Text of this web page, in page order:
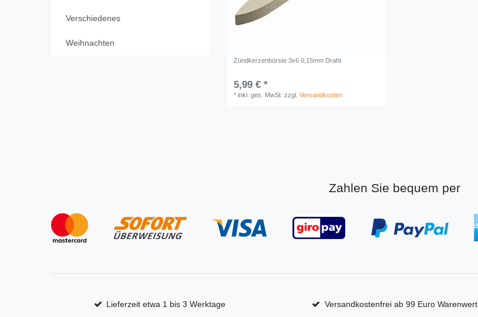
Verschiedenes
Weihnachten
Zündkerzenbürste 3x6 0,15mm Draht
5,99 € *
*inkl. ges. MwSt. zzgl.Versandkosten
Zahlen Sie bequem per
Lieferzeit etwa 1 bis 3 Werktage Versandkostenfrei ab 99 Euro Warenwert